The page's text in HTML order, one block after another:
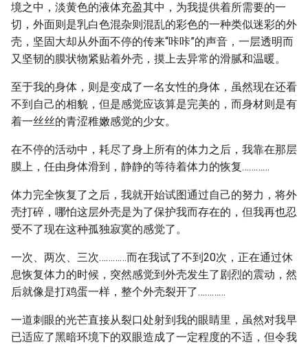
境之中，淡黄色的液体充盈其中，为我提供着所需要的一
切，外面则是乳白色混杂则混乱的彩色的一种类似迷彩的外
壳，坚固大却从外面不停的传来“咔咔”的声音，一层透明而
又坚韧的膜状物紧贴着外壳，摸上去异常的滑腻和温暖。
至于我的身体，则是变成了一名女性的身体，虽然现在还看
不到自己的相貌，但是感觉应该算是完美的，而身材则是有
着一丝丝的青涩稚嫩感觉的少女。
在不停的活动中，耗尽了身上所有的体力之后，我靠在那层
膜上，任由身体滑到，静静的等待着体力的恢复…………
体力完全恢复了之后，我就开始试图通过自己的努力，将外
壳打碎，哪怕这层外壳是为了保护我而存在的，但我再也忍
受不了现在这种孤独寂寞的感觉了。
一次、两次、三次…………而在我试了不到20次，正在通过休
息恢复体力的时候，突然感觉到外壳发生了剧烈的震动，然
后就像是打鸡蛋一样，整个外壳裂开了…………
一道刺眼的光芒直接从裂口处射到我的眼睛里，虽然对我早
已适应了黑暗环境下的双眼造成了一定程度的不适，但令我